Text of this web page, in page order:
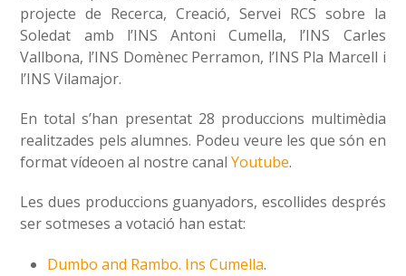
projecte de Recerca, Creació, Servei RCS sobre la
Soledat amb l’INS Antoni Cumella, l’INS Carles
Vallbona, l’INS Domènec Perramon, l’INS Pla Marcell i
l’INS Vilamajor.
En total s’han presentat 28 produccions multimèdia
realitzades pels alumnes. Podeu veure les que són en
format vídeoen al nostre canalYoutube.
Les dues produccions guanyadors, escollides després
ser sotmeses a votació han estat:
Dumbo and Rambo. Ins Cumella.